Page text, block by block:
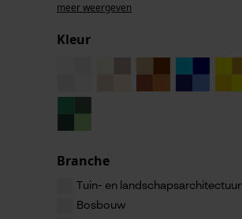
meer weergeven
Kleur
Branche
Tuin- en landschapsarchitectuur
Bosbouw